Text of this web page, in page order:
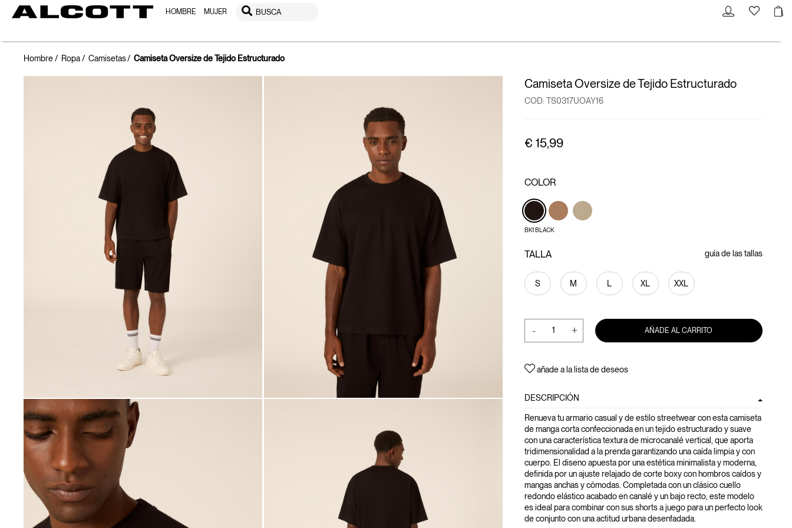
HOMBRE MUJER BUSCA
Hombre Ropa Camisetas Camiseta Oversize de Tejido Estructurado
Camiseta Oversize de Tejido Estructurado
COD: TS0317UOAY16
€ 15,99
COLOR
BK1 BLACK
TALLA
S M L XL XXL
guía de las tallas
- + AÑADE AL CARRITO
añade a la lista de deseos
DESCRIPCIÓN
Renueva tu armario casual y de estilo streetwear con esta camiseta
de manga corta confeccionada en un tejido estructurado y suave
con una característica textura de microcanalé vertical, que aporta
tridimensionalidad a la prenda garantizando una caída limpia y con
cuerpo. El diseno apuesta por una estética minimalista y moderna,
definida por un ajuste relajado de corte boxy con hombros caídos y
mangas anchas y cómodas. Completada con un clásico cuello
redondo elástico acabado en canalé y un bajo recto, este modelo
es ideal para combinar con sus shorts a juego para un perfecto look
de conjunto con una actitud urbana desenfadada.